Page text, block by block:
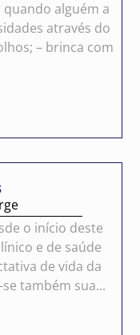
quando alguém a
através do
– brinca com
o início deste
e de saúde
de vida da
também sua...